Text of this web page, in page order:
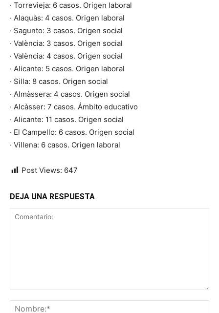
· Torrevieja: 6 casos. Origen laboral
· Alaquàs: 4 casos. Origen laboral
· Sagunto: 3 casos. Origen social
· València: 3 casos. Origen social
· València: 4 casos. Origen social
· Alicante: 5 casos. Origen laboral
· Silla: 8 casos. Origen social
· Almàssera: 4 casos. Origen social
· Alcàsser: 7 casos. Ámbito educativo
· Alicante: 11 casos. Origen social
· El Campello: 6 casos. Origen social
· Villena: 6 casos. Origen laboral
Post Views: 647
DEJA UNA RESPUESTA